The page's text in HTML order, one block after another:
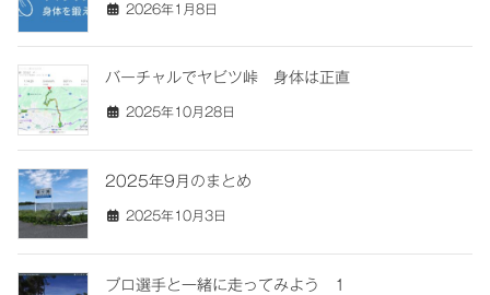
2026年1月8日
バーチャルでヤビツ峠 身体は正直
2025年10月28日
2025年9月のまとめ
2025年10月3日
プロ選手と一緒に走ってみよう 1